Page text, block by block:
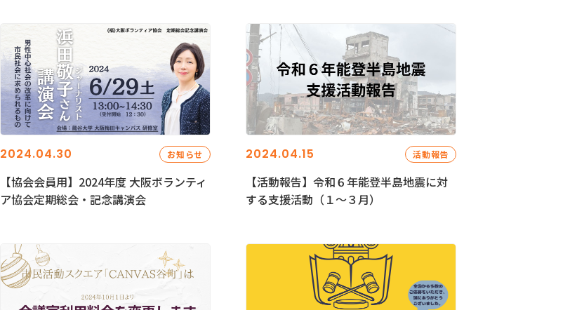
2024.04.30 お知らせ
【協会会員用】2024年度 大阪ボランティ
ア協会定期総会・記念講演会
2024.04.15 活動報告
【活動報告】令和６年能登半島地震に対
する支援活動（１〜３月）